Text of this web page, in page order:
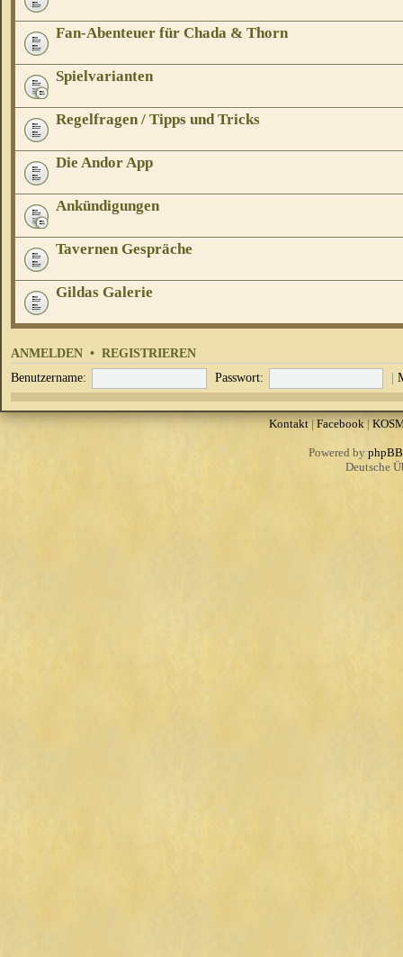
Fan-Abenteuer für Chada & Thorn
Spielvarianten
Regelfragen / Tipps und Tricks
Die Andor App
Ankündigungen
Tavernen Gespräche
Gildas Galerie
ANMELDEN • REGISTRIEREN
Benutzername: Passwort: |
Kontakt| Facebook|
Powered by phpBB
Deutsche